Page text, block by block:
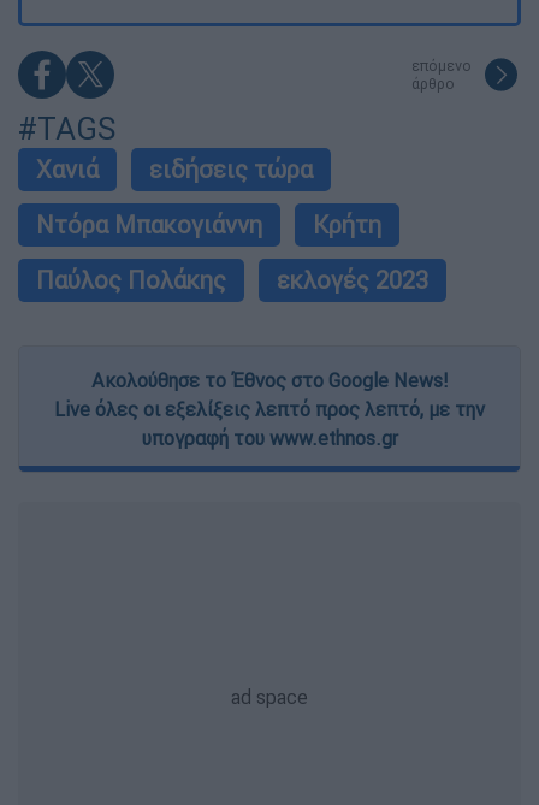
επόμενο
άρθρο
#TAGS
Χανιά
ειδήσεις τώρα
Ντόρα Μπακογιάννη
Κρήτη
Παύλος Πολάκης
εκλογές 2023
Ακολούθησε το Έθνος στο Google News!
Live όλες οι εξελίξεις λεπτό προς λεπτό, με την
υπογραφή του www.ethnos.gr